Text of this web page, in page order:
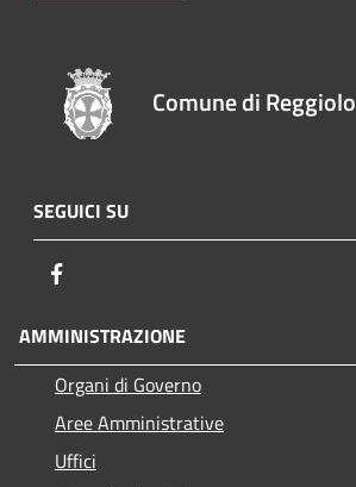
Comune di Reggiolo
SEGUICI SU
AMMINISTRAZIONE
Organi di Governo
Aree Amministrative
Uffici